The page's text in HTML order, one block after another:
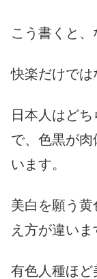
こう書くと、
快楽だけでは
日本人はど
で、色黒が
います。
美白を願う
え方が違いま
有色人種ほど